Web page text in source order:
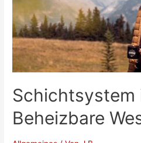
Schichtsystem
Beheizbare